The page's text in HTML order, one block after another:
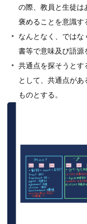
の際、教員と生徒は
褒めることを意識す
なんとなく、では
書等で意味及び語源
共通点を探そうとす
として、共通点が
ものとする。